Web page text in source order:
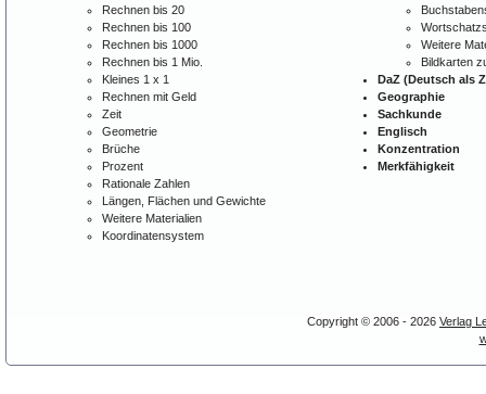
Rechnen bis 20
Rechnen bis 100
Rechnen bis 1000
Rechnen bis 1 Mio.
Kleines 1 x 1
Rechnen mit Geld
Zeit
Geometrie
Brüche
Prozent
Rationale Zahlen
Längen, Flächen und Gewichte
Weitere Materialien
Koordinatensystem
Weitere
Bildkarten
DaZ (Deutsch als
Geographie
Sachkunde
Englisch
Konzentration
Merkfähigkeit
Copyright © 2006 - 2026 Verlag